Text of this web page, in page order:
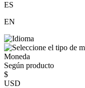
ES
EN
Moneda
Según producto
$
USD